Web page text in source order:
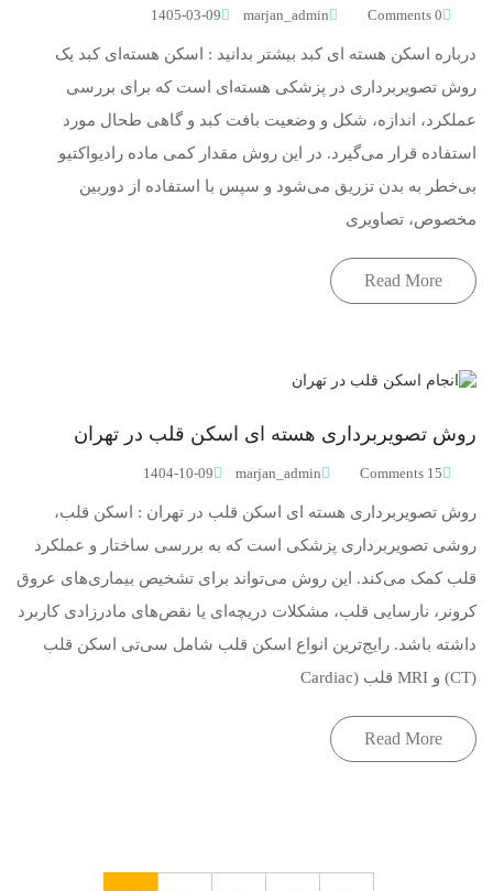
0 Comments
marjan_admin
1405-03-09
درباره اسکن هسته ای کبد بیشتر بدانید : اسکن هسته‌ای کبد یک
روش تصویربرداری در پزشکی هسته‌ای است که برای بررسی
عملکرد، اندازه، شکل و وضعیت بافت کبد و گاهی طحال مورد
استفاده قرار می‌گیرد. در این روش مقدار کمی ماده رادیواکتیو
بی‌خطر به بدن تزریق می‌شود و سپس با استفاده از دوربین
مخصوص، تصاویری
Read More
روش تصویربرداری هسته ای اسکن قلب در تهران
15 Comments
marjan_admin
1404-10-09
روش تصویربرداری هسته ای اسکن قلب در تهران : اسکن قلب،
روشی تصویربرداری پزشکی است که به بررسی ساختار و عملکرد
قلب کمک می‌کند. این روش می‌تواند برای تشخیص بیماری‌های عروق
کرونر، نارسایی قلب، مشکلات دریچه‌ای یا نقص‌های مادرزادی کاربرد
داشته باشد. رایج‌ترین انواع اسکن قلب شامل سی‌تی اسکن قلب
(CT) و MRI قلب (Cardiac
Read More